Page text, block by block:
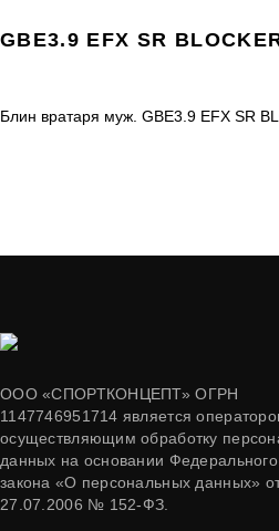
GBE3.9 EFX SR
Блин вратаря муж. GBE3.9 EFX SR
ООО «СПОРТКОНЦЕПТ» ОГРН
1147746951714 является
осуществляющим обработку
данных на основании Федерального
закона «О персональных данных»
27.07.2006 № 152-ФЗ.